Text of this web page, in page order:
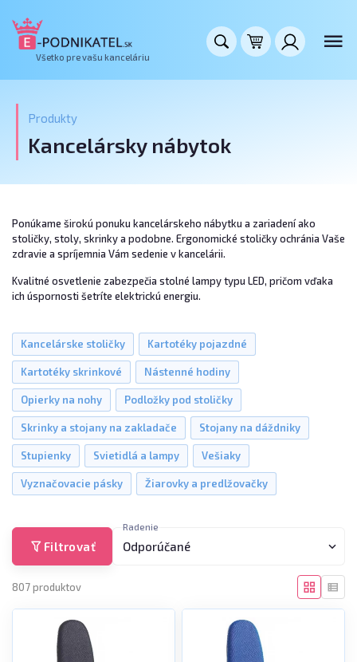
Všetko pre vašu kanceláriu
Produkty
Kancelársky nábytok
Ponúkame širokú ponuku kancelárskeho nábytku a zariadení ako
stoličky, stoly, skrinky a podobne. Ergonomické stoličky ochránia Vaše
zdravie a spríjemnia Vám sedenie v kancelárii.
Kvalitné osvetlenie zabezpečia stolné lampy typu LED, pričom vďaka
ich úspornosti šetríte elektrickú energiu.
Kancelárske stoličky Kartotéky pojazdné
Kartotéky skrinkové Nástenné hodiny
Opierky na nohy Podložky pod stoličky
Skrinky a stojany na zakladače Stojany na dáždniky
Stupienky Svietidlá a lampy Vešiaky
Vyznačovacie pásky Žiarovky a predlžovačky
Filtrovať Odporúčané
Radenie
807 produktov